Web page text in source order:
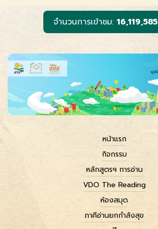
r
จำนวนการเข้าชม: 16,119,585
หน้าแรก
กิจกรรม
หลักสูตรฯ การอ่าน
VDO The Reading
ห้องสมุด
ภาคีอ่านยกกำลังสุข